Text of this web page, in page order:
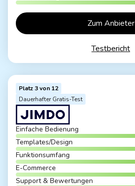
Testbericht
Zum Anbieter
Platz 3 von 12
Dauerhafter Gratis-Test
Einfache Bedienung
Templates/Design
Funktionsumfang
E-Commerce
Support & Bewertungen